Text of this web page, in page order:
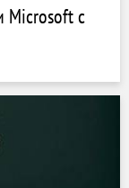
Microsoft с